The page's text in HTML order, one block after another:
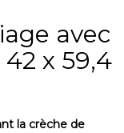
avec
x 59,4
la crèche de